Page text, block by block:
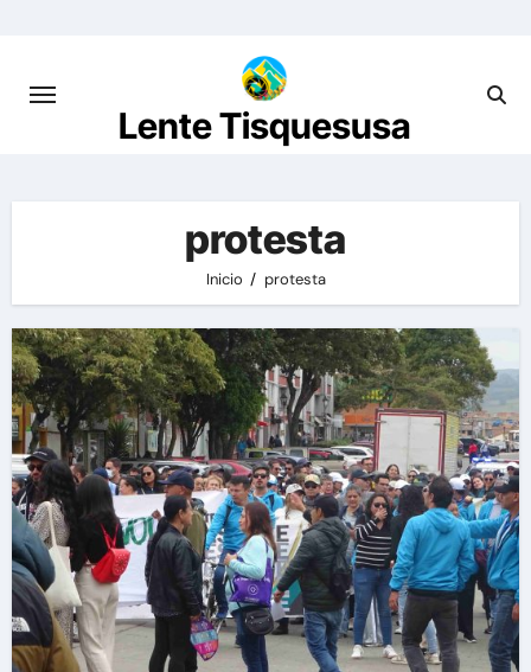
contenido
Lente Tisquesusa
protesta
Inicio protesta